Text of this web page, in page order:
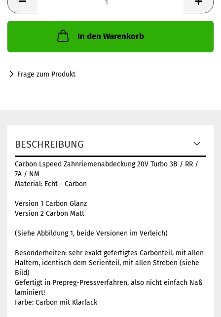
In den Warenkorb
Frage zum Produkt
BESCHREIBUNG
Carbon Lspeed Zahnriemenabdeckung 20V Turbo 3B / RR /
7A / NM
Material: Echt - Carbon
Version 1 Carbon Glanz
Version 2 Carbon Matt
(Siehe Abbildung 1, beide Versionen im Verleich)
Besonderheiten: sehr exakt gefertigtes Carbonteil, mit allen
Haltern, identisch dem Serienteil, mit allen Streben (siehe
Bild)
Gefertigt in Prepreg-Pressverfahren, also nicht einfach Naß
laminiert!
Farbe: Carbon mit Klarlack